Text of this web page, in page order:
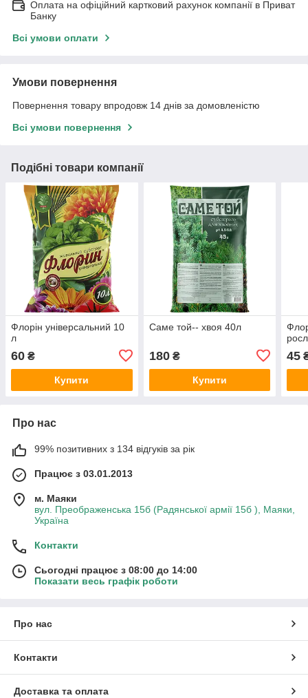
Оплата на офіційний картковий рахунок компанії в Приват
Банку
Всі умови оплати
Умови повернення
Повернення товару впродовж 14 днів за домовленістю
Всі умови повернення
Подібні товари компанії
Флорін універсальний 10
л
60 ₴
Купити
Саме той-- хвоя 40л
180₴
Купити
45
Про нас
99% позитивних з 134 відгуків за рік
Працює з 03.01.2013
м. Маяки
вул. Преображенська 15б (Радянської армії 15б ), Маяки,
Україна
Контакти
Сьогодні працює з 08:00 до 14:00
Показати весь графік роботи
Про нас
Контакти
Доставка та оплата